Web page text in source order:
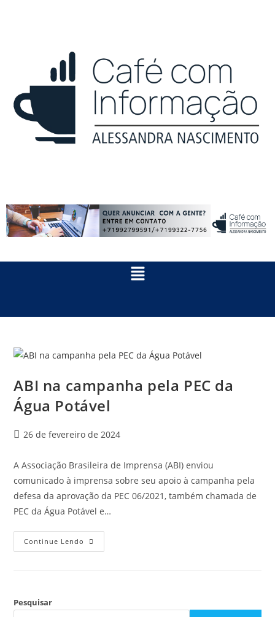
ABI na campanha pela PEC da
Água Potável
26 de fevereiro de 2024
A Associação Brasileira de Imprensa (ABI) enviou
comunicado à imprensa sobre seu apoio à campanha pela
defesa da aprovação da PEC 06/2021, também chamada de
PEC da Água Potável e…
Continue Lendo
Pesquisar